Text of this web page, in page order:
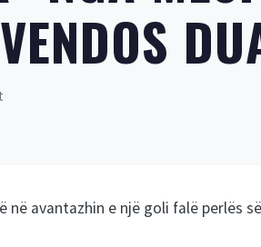
në avantazhin e një goli falë perlës